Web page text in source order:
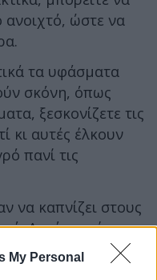
My Personal
ώστε να
τα υφάσματα
σκόνη, όπως
ξεσκονίζετε τις
κι αυτές έλκουν
πανί τις
να καπνίζει στους
Αυτό το μέτρο
κι αλλιώς, είναι
χρησιμοποιείτε